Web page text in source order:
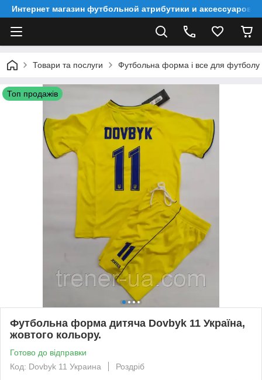
Интернет магазин футбольной атрибутики и аксессуаров
Товари та послуги Футбольна форма і все для футболу
Топ продажів
Футбольна форма дитяча Dovbyk 11 Україна,
жовтого кольору.
Готово до відправки
Код: Dovbyk 11 Украина
Роздріб